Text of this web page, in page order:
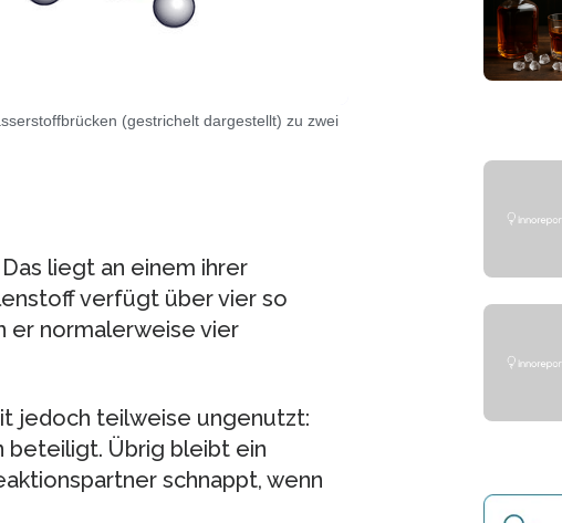
(gestrichelt dargestellt) zu zwei
liegt an einem ihrer
verfügt über vier so
er normalerweise vier
jedoch teilweise ungenutzt:
beteiligt. Übrig bleibt ein
schnappt, wenn